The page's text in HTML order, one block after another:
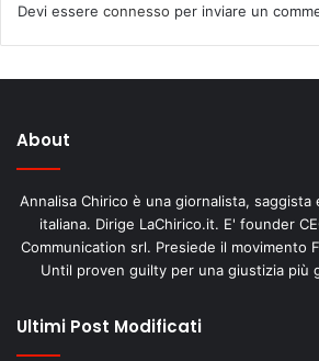
Devi essere connesso per inviare un
About
Annalisa Chirico è una giornalista,
italiana. Dirige LaChirico.it. E' founder
Communication srl. Presiede il movimento
Until proven guilty per una giustizia più
Ultimi Post Modificati